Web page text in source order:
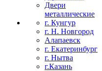
Двери
металлические
г. Кунгур
г. Н. Новгород
Алапаевск
г. Екатеринбург
г. Нытва
г.Казань